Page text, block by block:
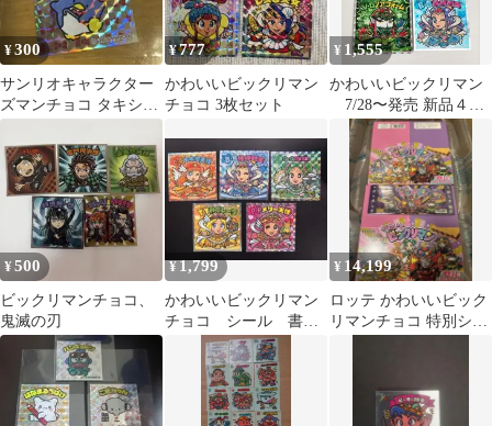
¥300
サンリオキャラクター
ズマンチョコ タキシー
¥777
かわいいビックリマン
チョコ 3枚セット
¥ 1,555
かわいいビックリマン
7/28〜発売 新品４
枚 ｃ
¥500
ビックリマンチョコ、
鬼滅の刃
¥1,799
かわいいビックリマン
チョコ シール 書き
下ろし天使5種セット
¥ 14,199
ロッテ かわいいビック
リマンチョコ 特別シー